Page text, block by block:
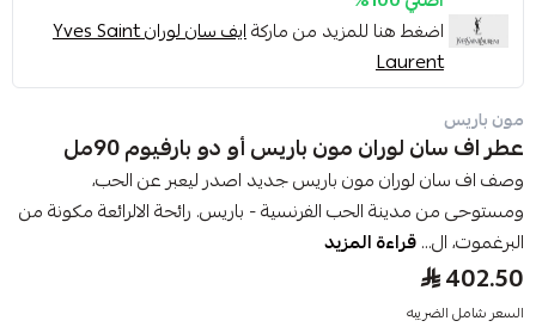
اضغط هنا للمزيد من ماركة
ايف سان لوران Yves Saint
Laurent
مون باريس
عطر اف سان لوران مون باريس أو دو بارفيوم 90مل
وصف اف سان لوران مون باريس جديد اصدر ليعبر عن الحب،
ومستوحى من مدينة الحب الفرنسية - باريس. رائحة الالرائعة مكونة من
البرغموت، ال...قراءة المزيد
402.50
السعر شامل الضريبه